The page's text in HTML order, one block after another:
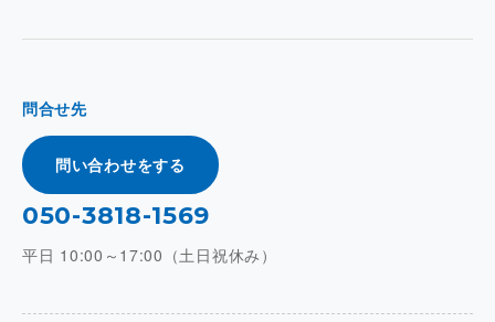
問合せ先
問い合わせをする
050-3818-1569
平日 10:00～17:00（土日祝休み）